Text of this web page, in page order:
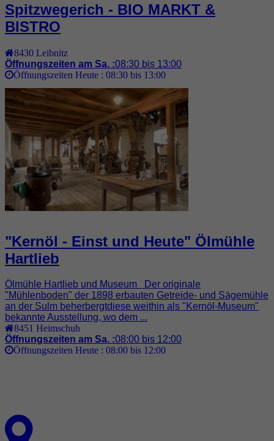
Spitzwegerich - BIO MARKT &
BISTRO
8430 Leibnitz
Öffnungszeiten am Sa. :08:30 bis 13:00
Öffnungszeiten Heute : 08:30 bis 13:00
"Kernöl - Einst und Heute" Ölmühle
Hartlieb
Ölmühle Hartlieb und Museum Der originale
"Mühlenboden" der 1898 erbauten Getreide- und Sägemühle
an der Sulm beherbergtdiese weithin als "Kernöl-Museum"
bekannte Ausstellung, wo dem ...
8451 Heimschuh
Öffnungszeiten am Sa. :08:00 bis 12:00
Öffnungszeiten Heute : 08:00 bis 12:00